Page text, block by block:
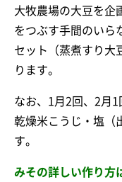
大牧農場の大豆を企
をつぶす手間のいら
セット（蒸煮すり大
ります。
なお、1月2回、2月
乾燥米こうじ・塩（
す。
みその詳しい作り方